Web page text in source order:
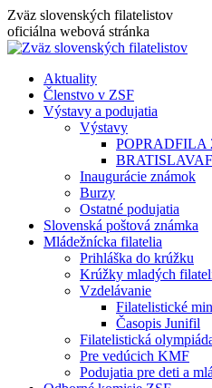
Skip
to
content
Zväz slovenských filatelistov
oficiálna webová stránka
Aktuality
Členstvo v ZSF
Výstavy a podujatia
Výstavy
POPRADFILA
Inaugurácie známok
Burzy
Ostatné podujatia
Slovenská poštová známka
Mládežnícka filatelia
Prihláška do krúžku
Krúžky mladých
Vzdelávanie
Filatelistické
Časopis Junifil
Filatelistická
Pre vedúcich KMF
Podujatia pre deti a